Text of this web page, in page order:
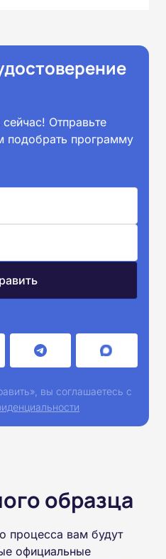
Отправьте
программу
вы соглашаетесь с
образца
процесса вам будут
официальные